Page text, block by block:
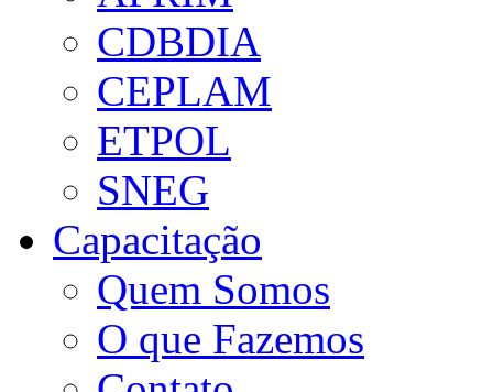
CDBDIA
CEPLAM
ETPOL
SNEG
Capacitação
Quem Somos
O que Fazemos